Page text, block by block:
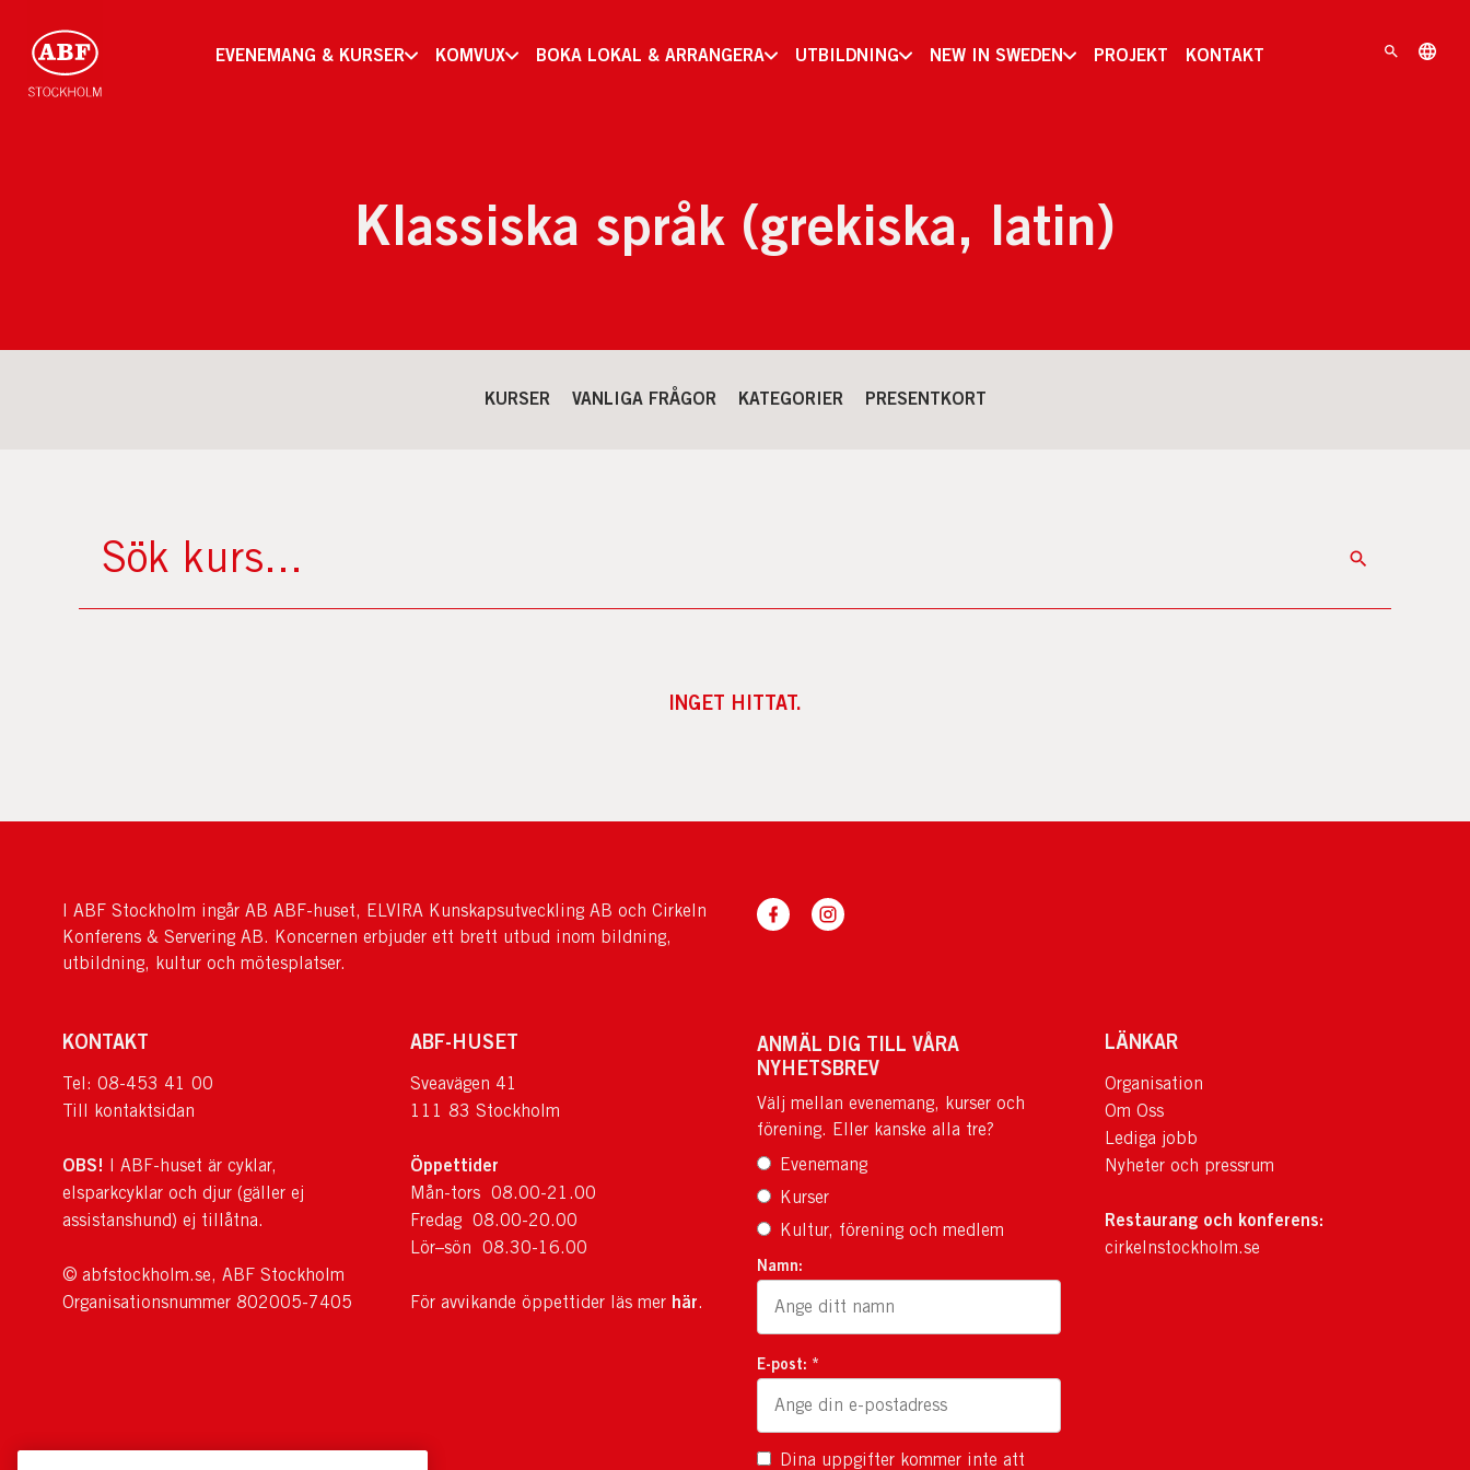
EVENEMANG & KURSER KOMVUX BOKA LOKAL & ARRANGERA UTBILDNING NEW IN SWEDEN PROJEKT KONTAKT
Klassiska språk (grekiska, latin)
KURSER VANLIGA FRÅGOR KATEGORIER PRESENTKORT
INGET HITTAT.
I ABF Stockholm ingår AB ABF-huset, ELVIRA Kunskapsutveckling AB och Cirkeln
Konferens & Servering AB. Koncernen erbjuder ett brett utbud inom bildning,
utbildning, kultur och mötesplatser.
KONTAKT
Tel: 08-453 41 00
Till kontaktsidan
OBS! I ABF-huset är cyklar,
elsparkcyklar och djur (gäller ej
assistanshund) ej tillåtna.
© abfstockholm.se, ABF Stockholm
Organisationsnummer 802005-7405
ABF-HUSET
Sveavägen 41
111 83 Stockholm
Öppettider
Mån-tors 08.00-21.00
Fredag 08.00-20.00
Lör–sön 08.30-16.00
För avvikande öppettider läs mer här.
ANMÄL DIG TILL VÅRA
NYHETSBREV
Välj mellan evenemang, kurser och
förening. Eller kanske alla tre?
Evenemang
Kurser
Kultur, förening och medlem
Namn:
E-post: *
Dina uppgifter kommer inte att
LÄNKAR
Organisation
Om Oss
Lediga jobb
Nyheter och pressrum
Restaurang och konferens:
cirkelnstockholm.se